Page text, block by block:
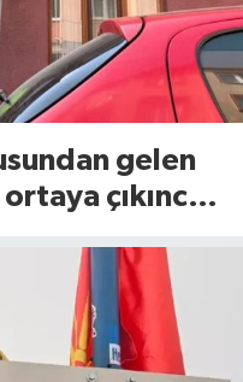
gelen
çıkınca